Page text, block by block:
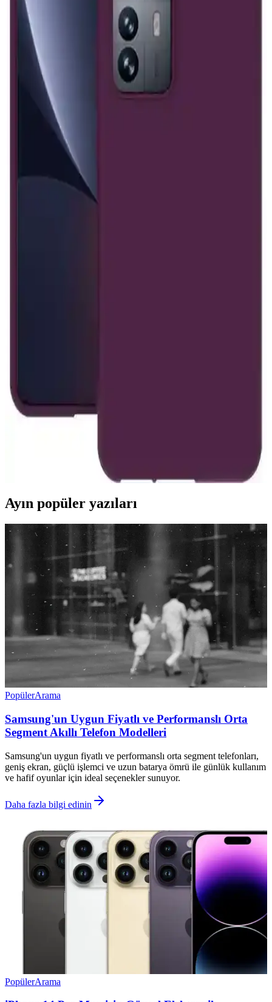
Galaxy S24 Ultra için En Uygun Kılıf Modelleri ve
Koruma Seçenekleri Analizi
Galaxy S24 Ultra telefonlar için dayanıklı, şeffaf ve darbe emici kılıf
seçenekleri ile cihazınızı koruyun ve şıklığını koruyun.
iPhone 13 ve 14 için en iyi koruyucu kılıf seçimleri
ve kullanım rehberi
iPhone 13 ve 14 modelleri için çeşitli kılıf seçenekleri, malzeme
avantajları ve seçim kriterleriyle telefonunuzu nasıl koruyacağınızı
Samsung A32 için modern ve koruyucu telefon
kılıfları: tasarım ve fonksiyonellik uyumu
ve dayanıklıdır, kablosuz şarj uyumlu, düzenli temizlenmelidir.
Xiaomi 12T için Kamera Korumalı Silikon Arka
Kapak: Dayanıklı ve Estetik Koruma Çözümü
ve kamera korumasıyla cihazınızı çizilmelere ve düşmelere karşı
korur, şık ve kullanışlı tasarımıyla öne çıkar.
Ayın popüler yazıları
PopülerArama
Samsung'un Uygun Fiyatlı ve Performanslı Orta
Segment Akıllı Telefon Modelleri
Samsung'un uygun fiyatlı ve performanslı orta segment telefonları,
geniş ekran, güçlü işlemci ve uzun batarya ömrü ile günlük kullanım
ve hafif oyunlar için ideal seçenekler sunuyor.
Daha fazla bilgi edinin
PopülerArama